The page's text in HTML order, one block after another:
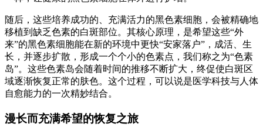
随后，这些培养成功的、充满活力的黑色素细胞，会被精确地
移植到缺乏色素的白斑部位。其核心原理，是希望这些“外
来”的黑色素细胞能在新的环境中更快“安家落户”，成活、生
长，并逐步扩散，形成一个个小的色素点，我们称之为“色素
岛”。这些色素岛会随着时间的推移不断扩大，终促使白斑区
域逐渐恢复正常的肤色。这个过程，可以说是医学科技与人体
自愈能力的一次精妙结合。
漫长而充满希望的恢复之旅